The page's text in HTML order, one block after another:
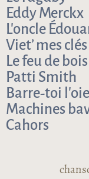
Eddy Merckx
L’oncle
Viet’ mes clés
Le feu de bois
Patti Smith
Barre-toi l’oie
Machines
Cahors